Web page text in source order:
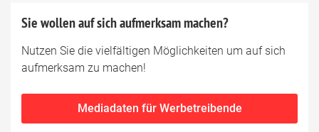
Sie wollen auf sich aufmerksam machen?
Nutzen Sie die vielfältigen Möglichkeiten um auf sich
aufmerksam zu machen!
Mediadaten für Werbetreibende